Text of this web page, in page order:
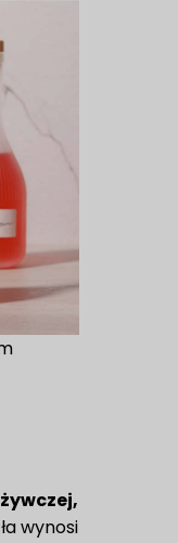
wynosi